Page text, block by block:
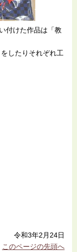
付けた作品は「教
したりそれぞれ工
令和3年2月24日
このページの先頭へ